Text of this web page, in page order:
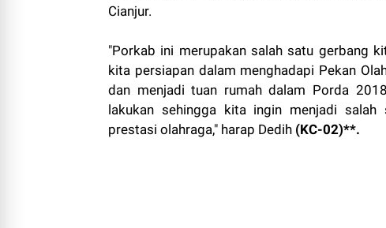
Cianjur.
"Porkab ini merupakan salah satu gerbang
kita persiapan dalam menghadapi Pekan
dan menjadi tuan rumah dalam Porda
lakukan sehingga kita ingin menjadi salah
prestasi olahraga," harap Dedih (KC-02)**.